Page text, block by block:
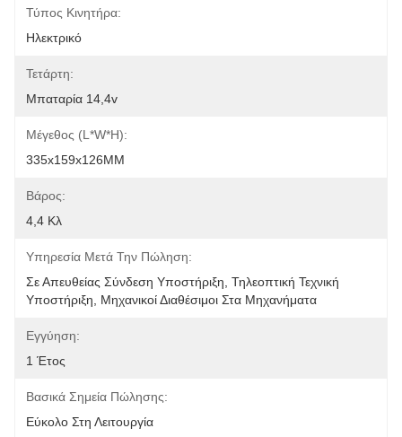
Τύπος Κινητήρα:
Ηλεκτρικό
Τετάρτη:
Μπαταρία 14,4v
Μέγεθος (L*W*H):
335x159x126MM
Βάρος:
4,4 Κλ
Υπηρεσία Μετά Την Πώληση:
Σε Απευθείας Σύνδεση Υποστήριξη, Τηλεοπτική Τεχνική
Υποστήριξη, Μηχανικοί Διαθέσιμοι Στα Μηχανήματα
Εγγύηση:
1 Έτος
Βασικά Σημεία Πώλησης:
Εύκολο Στη Λειτουργία